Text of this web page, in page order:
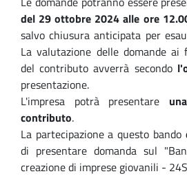
del 29 ottobre 2024 alle ore
salvo chiusura anticipata per
La valutazione delle domande ai
del contributo avverrà secondo
presentazione.
L'impresa potrà presentare
contributo.
La partecipazione a questo bando
di presentare domanda sul
creazione di imprese giovanili -